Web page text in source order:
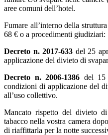
aree comuni dell’hotel.
Fumare all’interno della
68 € o a procedimenti giudiziari:
Decreto n. 2017-633 del 25
applicazione del divieto di
Decreto n. 2006-1386 del 15
condizioni di applicazione del
all’uso collettivo.
Mancato rispetto del divieto
tabacco nella vostra camera
di riaffittarla per la notte